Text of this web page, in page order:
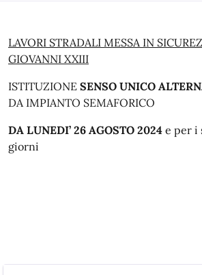
LAVORI STRADALI MESSA IN
GIOVANNI XXIII
ISTITUZIONE SENSO UNICO
DA IMPIANTO SEMAFORICO
DA LUNEDI’ 26 AGOSTO 2024 e per i
giorni